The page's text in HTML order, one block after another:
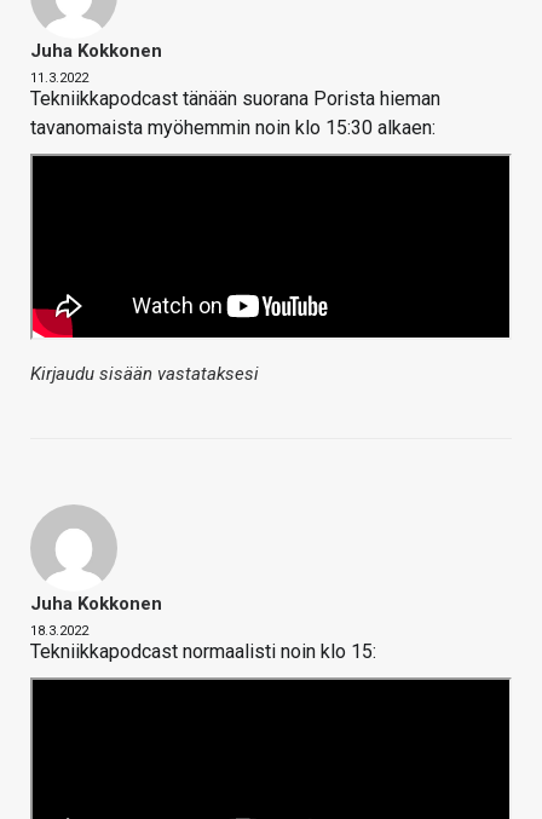
Juha Kokkonen
11.3.2022
Tekniikkapodcast tänään suorana Porista hieman
tavanomaista myöhemmin noin klo 15:30 alkaen:
Kirjaudu sisään vastataksesi
Juha Kokkonen
18.3.2022
Tekniikkapodcast normaalisti noin klo 15: